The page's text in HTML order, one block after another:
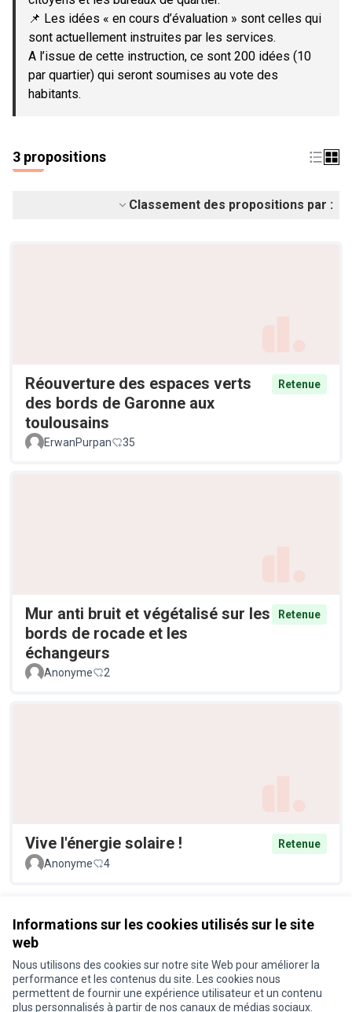
Informations sur les cookies utilisés sur le site
web
Nous utilisons des cookies sur notre site Web pour améliorer la
performance et les contenus du site. Les cookies nous
permettent de fournir une expérience utilisateur et un contenu
plus personnalisés à partir de nos canaux de médias sociaux.
📌 Les idées « en cours d’évaluation » sont celles qui
sont actuellement instruites par les services.
A l’issue de cette instruction, ce sont 200 idées (10
par quartier) qui seront soumises au vote des
habitants.
3 propositions
Classement des propositions par :
Réouverture des espaces verts
des bords de Garonne aux
toulousains
Retenue
ErwanPurpan 35
Mur anti bruit et végétalisé sur les
bords de rocade et les
échangeurs
Retenue
Anonyme 2
Vive l'énergie solaire !
Retenue
Anonyme
4
Conditions d'utilisation
Paramètres des cookies
Je participe ! sur X
Je participe ! sur Facebook
Je participe ! sur Instagram